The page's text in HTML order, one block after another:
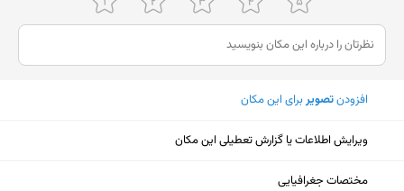
افزودنتصویربرای این مکان
ویرایش اطلاعات یا گزارش تعطیلی این مکان
مختصات جغرافیایی